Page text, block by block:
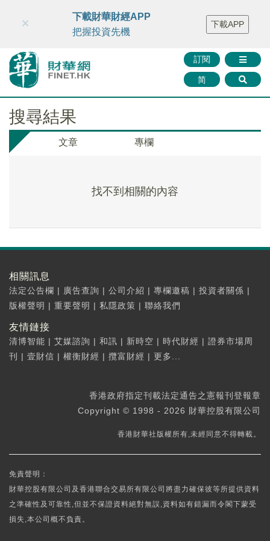
財華智庫網 FINTV FINMETA 財華證券 媒體矩陣
智庫沙龍
聯絡我們
訂閱
简
×
下載財華財經APP
把握投資先機
下載APP
搜尋結果
文章 專欄
找不到相關的內容
相關訊息
法定公告欄 | 廣告查詢 | 公司介紹 | 專欄邀稿 | 投資者關係 |
版權聲明 | 重要聲明 | 私隱政策 | 聯絡我們
友情鏈接
清博智能 | 艾媒諮詢 | 和訊 | 新時空 | 時代財經 | 證券市場周
刊
| 壹財信 | 權衡財經 | 攬富財經 | 更多...
香港政府指定刊載法定通告之憲報刊登報章
Copyright © 1998 - 2026 財華控股有限公司
香港財華社版權所有,未經同意不得轉載。
免責聲明：
財華控股有限公司及香港聯合交易所有限公司將盡力確保彼等所提供資料
之準確性及可靠性,但並不保證資料絕對無誤,資料如有錯漏而令閣下蒙受
損失,本公司概不負責。